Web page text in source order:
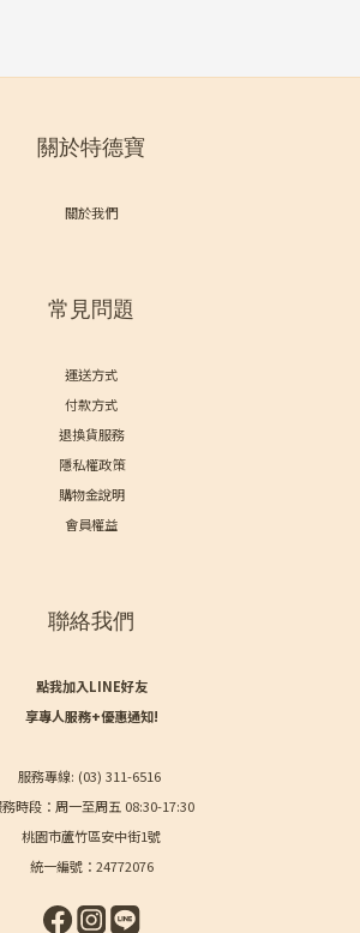
關於特德寶
關於我們
常見問題
運送方式
付款方式
退換貨服務
隱私權政策
購物金說明
會員權益
聯絡我們
點我加入LINE好友
享專人服務+優惠通知!
服務專線: (03) 311-6516
時段：周一至周五 08:30-17:30
桃園市蘆竹區安中街1號
統一編號：24772076